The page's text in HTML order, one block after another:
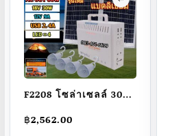
F2208 โซล่าเซลล์ 30W
ตัวAC220V+หลอด
฿2,562.00